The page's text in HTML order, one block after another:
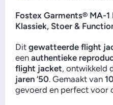
Fostex Garments® MA-
Klassiek, Stoer &
Dit gewatteerde flight
een authentieke
flight jacket, ontwikkeld
jaren ‘50. Gemaakt van
gevoerd en perfect voor